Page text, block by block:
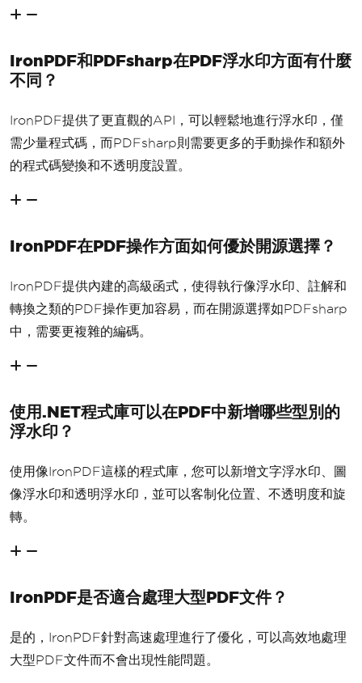
IronPDF和PDFsharp在PDF浮水印方面有什麼
不同？
IronPDF提供了更直觀的API，可以輕鬆地進行浮水印，僅
需少量程式碼，而PDFsharp則需要更多的手動操作和額外
的程式碼變換和不透明度設置。
IronPDF在PDF操作方面如何優於開源選擇？
IronPDF提供內建的高級函式，使得執行像浮水印、註解和
轉換之類的PDF操作更加容易，而在開源選擇如PDFsharp
中，需要更複雜的編碼。
使用.NET程式庫可以在PDF中新增哪些型別的
浮水印？
使用像IronPDF這樣的程式庫，您可以新增文字浮水印、圖
像浮水印和透明浮水印，並可以客制化位置、不透明度和旋
轉。
IronPDF是否適合處理大型PDF文件？
是的，IronPDF針對高速處理進行了優化，可以高效地處理
大型PDF文件而不會出現性能問題。